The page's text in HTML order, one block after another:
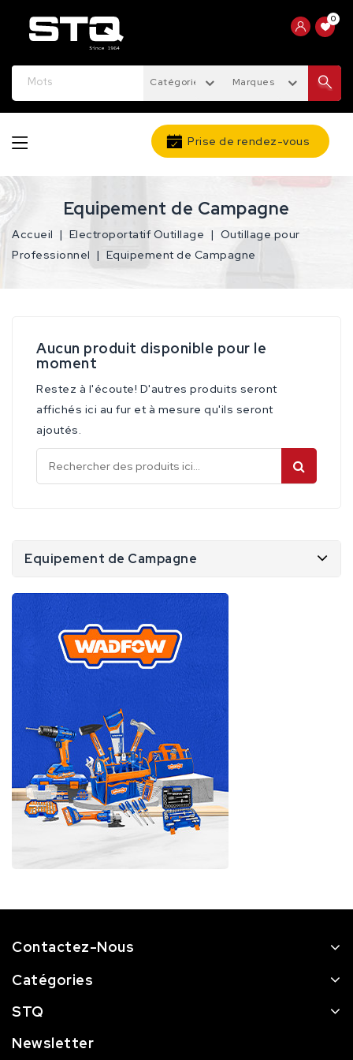
0
Catégories Marques
Prise de rendez-vous
Equipement de Campagne
Accueil Electroportatif Outillage
Outillage pour
Professionnel
Equipement de Campagne
Equipement de Campagne
Aucun produit disponible pour le
moment
Restez à l'écoute! D'autres produits seront
affichés ici au fur et à mesure qu'ils seront
ajoutés.
Contactez-Nous
Catégories
STQ
Newsletter